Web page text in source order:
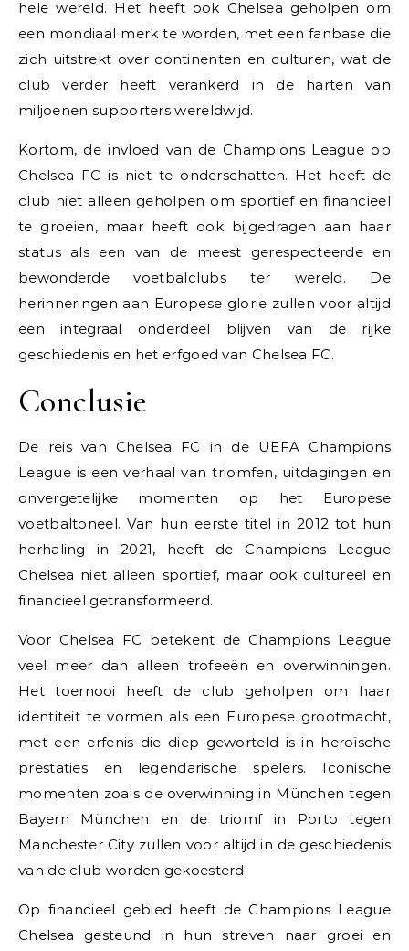
hele wereld. Het heeft ook Chelsea geholpen om
een mondiaal merk te worden, met een fanbase die
zich uitstrekt over continenten en culturen, wat de
club verder heeft verankerd in de harten van
miljoenen supporters wereldwijd.
Kortom, de invloed van de Champions League op
Chelsea FC is niet te onderschatten. Het heeft de
club niet alleen geholpen om sportief en financieel
te groeien, maar heeft ook bijgedragen aan haar
status als een van de meest gerespecteerde en
bewonderde voetbalclubs ter wereld. De
herinneringen aan Europese glorie zullen voor altijd
een integraal onderdeel blijven van de rijke
geschiedenis en het erfgoed van Chelsea FC.
Conclusie
De reis van Chelsea FC in de UEFA Champions
League is een verhaal van triomfen, uitdagingen en
onvergetelijke momenten op het Europese
voetbaltoneel. Van hun eerste titel in 2012 tot hun
herhaling in 2021, heeft de Champions League
Chelsea niet alleen sportief, maar ook cultureel en
financieel getransformeerd.
Voor Chelsea FC betekent de Champions League
veel meer dan alleen trofeeën en overwinningen.
Het toernooi heeft de club geholpen om haar
identiteit te vormen als een Europese grootmacht,
met een erfenis die diep geworteld is in heroïsche
prestaties en legendarische spelers. Iconische
momenten zoals de overwinning in München tegen
Bayern München en de triomf in Porto tegen
Manchester City zullen voor altijd in de geschiedenis
van de club worden gekoesterd.
Op financieel gebied heeft de Champions League
Chelsea gesteund in hun streven naar groei en